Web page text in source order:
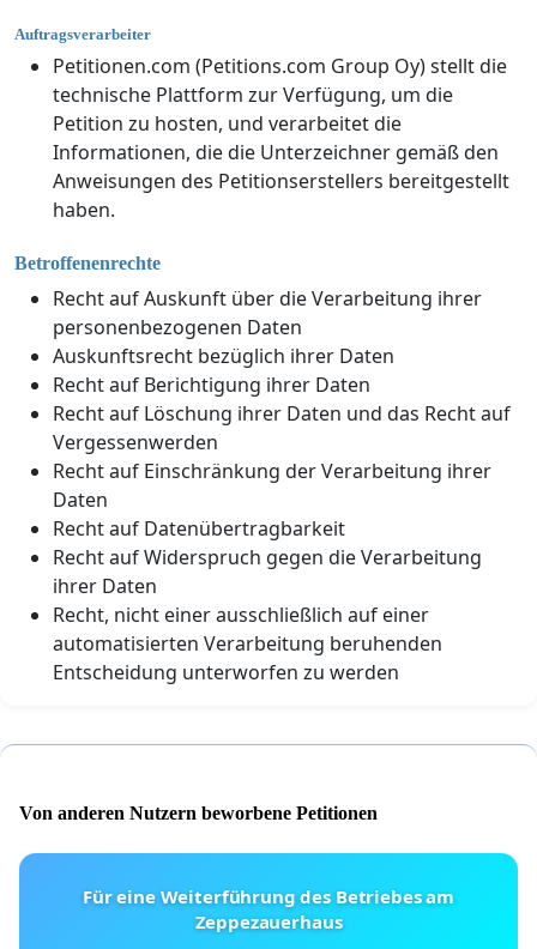
Auftragsverarbeiter
Petitionen.com (Petitions.com Group Oy) stellt die
technische Plattform zur Verfügung, um die
Petition zu hosten, und verarbeitet die
Informationen, die die Unterzeichner gemäß den
Anweisungen des Petitionserstellers bereitgestellt
haben.
Betroffenenrechte
Recht auf Auskunft über die Verarbeitung ihrer
personenbezogenen Daten
Auskunftsrecht bezüglich ihrer Daten
Recht auf Berichtigung ihrer Daten
Recht auf Löschung ihrer Daten und das Recht auf
Vergessenwerden
Recht auf Einschränkung der Verarbeitung ihrer
Daten
Recht auf Datenübertragbarkeit
Recht auf Widerspruch gegen die Verarbeitung
ihrer Daten
Recht, nicht einer ausschließlich auf einer
automatisierten Verarbeitung beruhenden
Entscheidung unterworfen zu werden
Von anderen Nutzern beworbene Petitionen
Für eine Weiterführung des Betriebes am
Zeppezauerhaus